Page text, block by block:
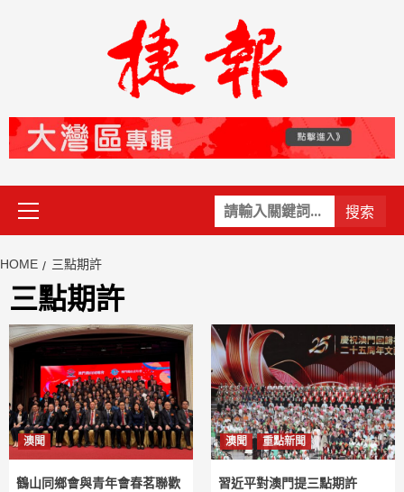
關
鍵
Primary
Menu
HOME 三點期許
三點期許
澳聞
鶴山同鄉會與青年會春茗聯歡
澳聞 重點新聞
習近平對澳門提三點期許